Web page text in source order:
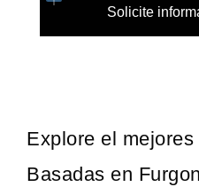
Solicite
Explore el
Basadas en